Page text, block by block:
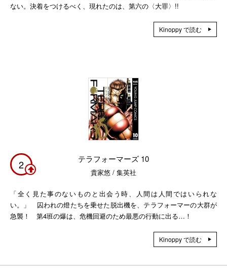
ない。決着をつけるべく、現れたのは、第六の〈大罪〉!!
Kinoppy で読む
2 テラフォーマーズ 10
貴家悠 / 集英社
「全く見た事のないものと出会う時、人間は人間ではいられな
い。」 囚われの燈たちを乗せた脱出機を、テラフォーマーの大群が
急襲！ 第4班の爆は、危機回避のため最悪の行動に出る…！
Kinoppy で読む